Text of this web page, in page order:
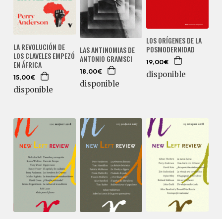
LA REVOLUCIÓN DE
LOS CLAVELES EMPEZÓ
EN ÁFRICA
15,00€
disponible
LAS ANTINOMIAS DE
ANTONIO GRAMSCI
18,00€
disponible
LOS ORÍGENES DE LA
POSMODERNIDAD
19,00€
disponible